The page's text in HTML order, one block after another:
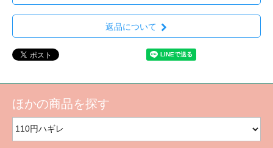
返品について
ほかの商品を探す